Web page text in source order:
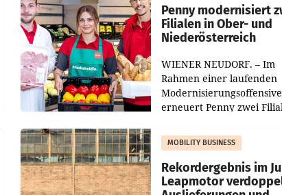
übertroffen.
Penny modernisiert
Filialen in Ober- und
Niederösterreich
WIENER NEUDORF. – Im
Rahmen einer laufenden
Modernisierungsoffensive
erneuert Penny zwei
Die beiden Standorte
Haag sowie im rund
MOBILITY BUSINESS
Rekordergebnis im
Leapmotor